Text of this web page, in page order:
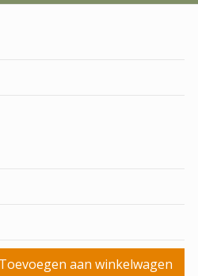
Toevoegen aan winkelwagen